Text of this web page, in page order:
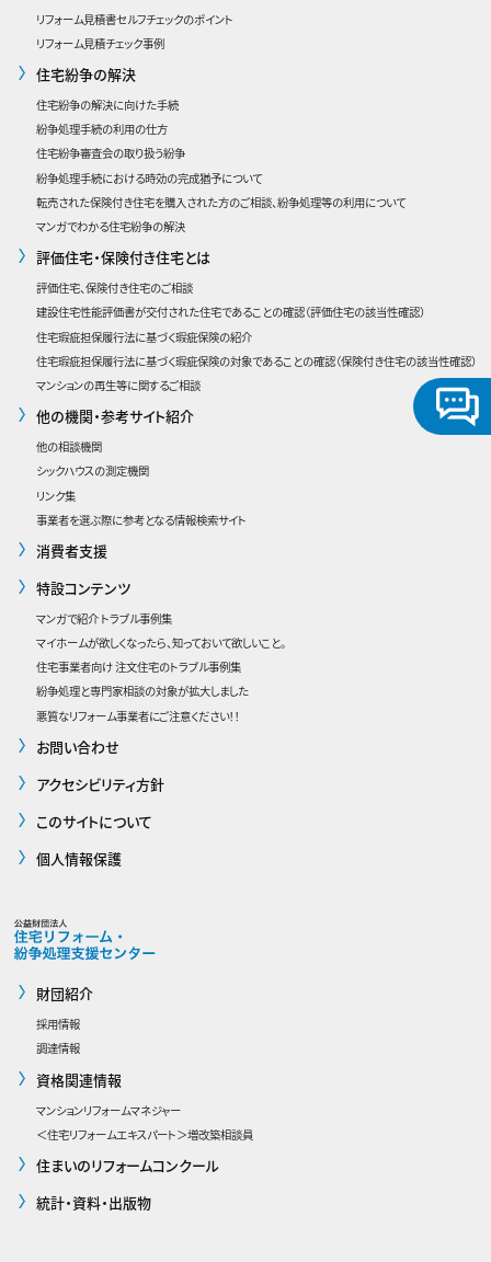
リフォーム見積書セルフチェックのポイント
リフォーム見積チェック事例
住宅紛争の解決
住宅紛争の解決に向けた手続
紛争処理手続の利用の仕方
住宅紛争審査会の取り扱う紛争
紛争処理手続における時効の完成猶予について
転売された保険付き住宅を購入された方のご相談、紛争処理等の利用について
マンガでわかる住宅紛争の解決
評価住宅・保険付き住宅とは
評価住宅、保険付き住宅のご相談
建設住宅性能評価書が交付された住宅であることの確認（評価住宅の該当性確認）
住宅瑕疵担保履行法に基づく瑕疵保険の紹介
住宅瑕疵担保履行法に基づく瑕疵保険の対象であることの確認（保険付き住宅の該当性確認）
マンションの再生等に関するご相談
他の機関・参考サイト紹介
他の相談機関
シックハウスの測定機関
リンク集
事業者を選ぶ際に参考となる情報検索サイト
消費者支援
特設コンテンツ
マンガで紹介 トラブル事例集
マイホームが欲しくなったら、知っておいて欲しいこと。
住宅事業者向け 注文住宅のトラブル事例集
紛争処理と専門家相談の対象が拡大しました
悪質なリフォーム事業者にご注意ください！！
お問い合わせ
アクセシビリティ方針
このサイトについて
個人情報保護
財団紹介
採用情報
調達情報
資格関連情報
マンションリフォームマネジャー
＜住宅リフォームエキスパート＞増改築相談員
住まいのリフォームコンクール
統計・資料・出版物